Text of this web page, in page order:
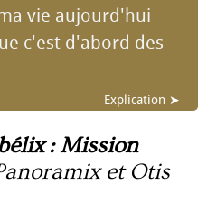
vie aujourd'hui
c'est d'abord des
Explication ➤
: Mission
et Otis